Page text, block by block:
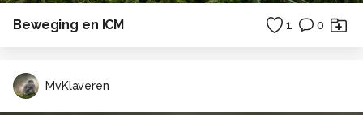
Beweging en ICM 1 0
MvKlaveren